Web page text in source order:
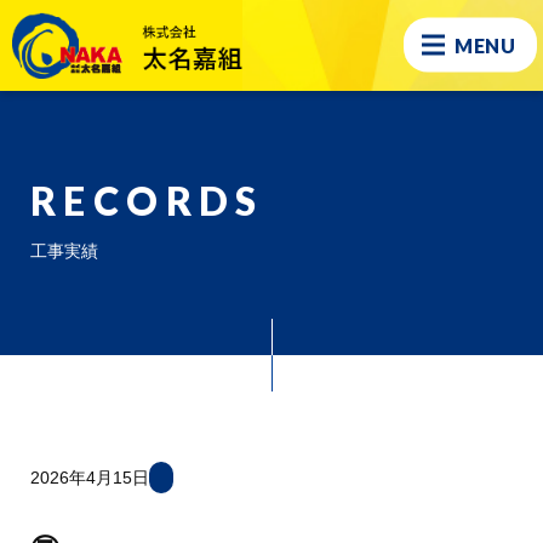
MENU
RECORDS
工事実績
2026年4月15日